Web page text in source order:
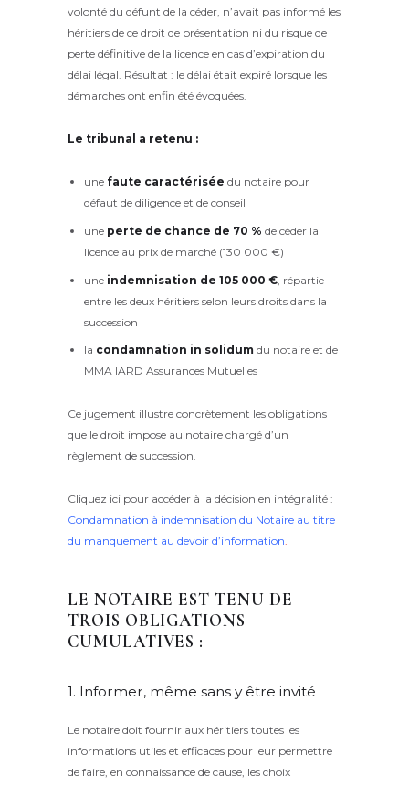
volonté du défunt de la céder, n’avait pas informé les
héritiers de ce droit de présentation ni du risque de
perte définitive de la licence en cas d’expiration du
délai légal. Résultat : le délai était expiré lorsque les
démarches ont enfin été évoquées.
Le tribunal a retenu :
une faute caractérisée du notaire pour
défaut de diligence et de conseil
une perte de chance de 70 % de céder la
licence au prix de marché (130 000 €)
une indemnisation de 105 000 € , répartie
entre les deux héritiers selon leurs droits dans la
succession
la condamnation in solidum du notaire et de
MMA IARD Assurances Mutuelles
Ce jugement illustre concrètement les obligations
que le droit impose au notaire chargé d’un
règlement de succession.
Cliquez ici pour accéder à la décision en intégralité :
Condamnation à indemnisation du Notaire au titre
du manquement au devoir d’information.
LE NOTAIRE EST TENU DE
TROIS OBLIGATIONS
CUMULATIVES :
1. Informer, même sans y être invité
Le notaire doit fournir aux héritiers toutes les
informations utiles et efficaces pour leur permettre
de faire, en connaissance de cause, les choix